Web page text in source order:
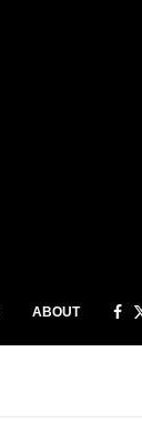
ABOUT